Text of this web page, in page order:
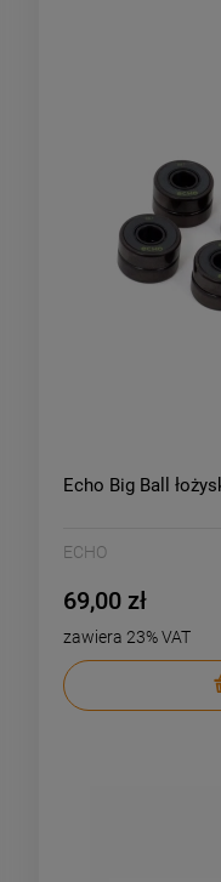
Echo Big Ball
ECHO
69,00 zł
zawiera 23% VAT